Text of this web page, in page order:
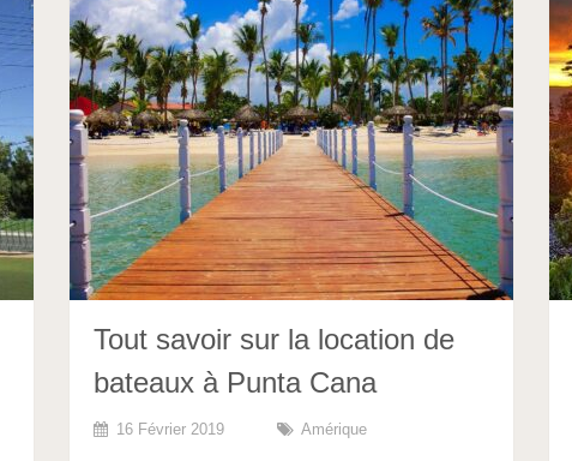
Tout savoir sur la location de
bateaux à Punta Cana
16 Février 2019 Amérique